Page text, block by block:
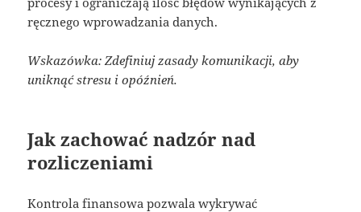
ręcznego wprowadzania danych.
Wskazówka: Zdefiniuj zasady komunikacji, aby
uniknąć stresu i opóźnień.
Jak zachować nadzór nad
rozliczeniami
Kontrola finansowa pozwala wykrywać